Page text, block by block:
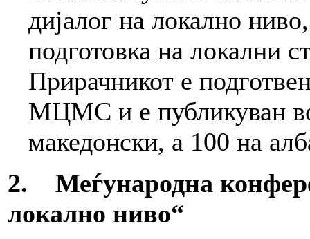
дијалог на локално
подготовка на локални
Прирачникот е
МЦМС и е публикуван
македонски, а 100 на
2. Меѓународна
локално ниво“